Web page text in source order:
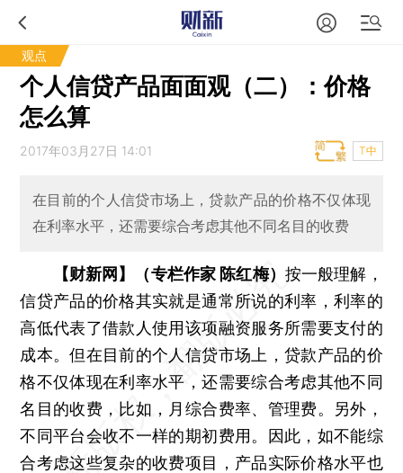
观点
个人信贷产品面面观（二）：价格
怎么算
2017年03月27日 14:01 T中
在目前的个人信贷市场上，贷款产品的价格不仅体现
在利率水平，还需要综合考虑其他不同名目的收费
【财新网】（专栏作家 陈红梅） 按一般理解，
信贷产品的价格其实就是通常所说的利率，利率的
高低代表了借款人使用该项融资服务所需要支付的
成本。但在目前的个人信贷市场上，贷款产品的价
格不仅体现在利率水平，还需要综合考虑其他不同
名目的收费，比如，月综合费率、管理费。另外，
不同平台会收不一样的期初费用。因此，如不能综
合考虑这些复杂的收费项目，产品实际价格水平也